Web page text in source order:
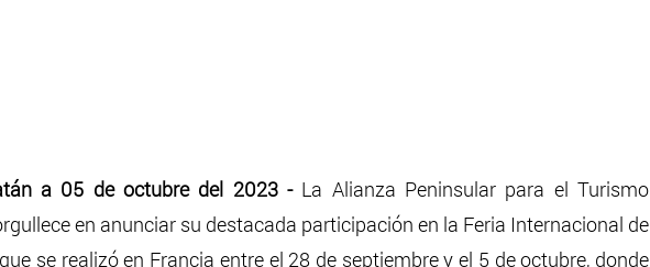
a 05 de octubre del 2023 - La Alianza Peninsular para el Turismo
en anunciar su destacada participación en la Feria Internacional de
se realizó en Francia entre el 28 de septiembre y el 5 de octubre, donde